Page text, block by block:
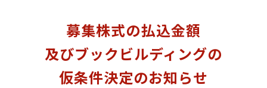
募集株式の払込金額
及びブックビルディングの
仮条件決定のお知らせ